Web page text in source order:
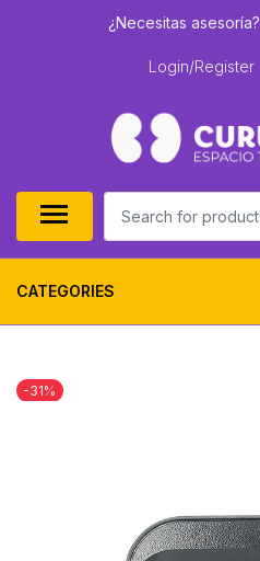
¿Necesitas asesoría?
Login/Register
CATEGORIES
-31%